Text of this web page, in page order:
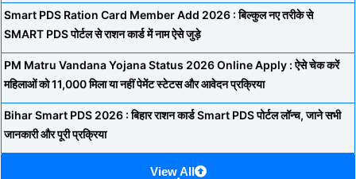
Smart PDS Ration Card Member Add 2026 : बिल्कुल नए तरीके से
SMART PDS पोर्टल से राशन कार्ड में नाम ऐसे जुड़े
PM Matru Vandana Yojana Status 2026 Online Apply : ऐसे चेक करें
महिलाओं को 11,000 मिला या नहीं पेमेंट स्टेटस और आवेदन प्रक्रिया
Bihar Smart PDS 2026 : बिहार राशन कार्ड Smart PDS पोर्टल लॉन्च, जाने सभी
जानकारी और पूरी प्रक्रिया
View All